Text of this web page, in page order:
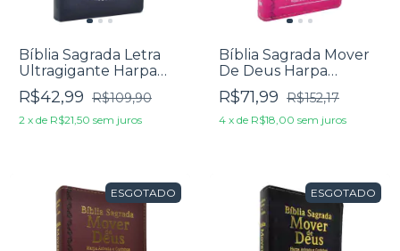
Bíblia Sagrada Letra
Ultragigante Harpa
Avivada E Corinhos
Azul Com Ziper
R$42,99 R$109,90
2 x de R$21,50 sem juros
Bíblia Sagrada Mover
De Deus Harpa
Avivada E Corinhos
Luxo Pink
R$71,99 R$152,17
4 x de R$18,00 sem juros
ESGOTADO ESGOTADO